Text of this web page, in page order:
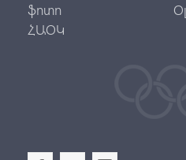
ֆոտո
ՀԱՕԿ